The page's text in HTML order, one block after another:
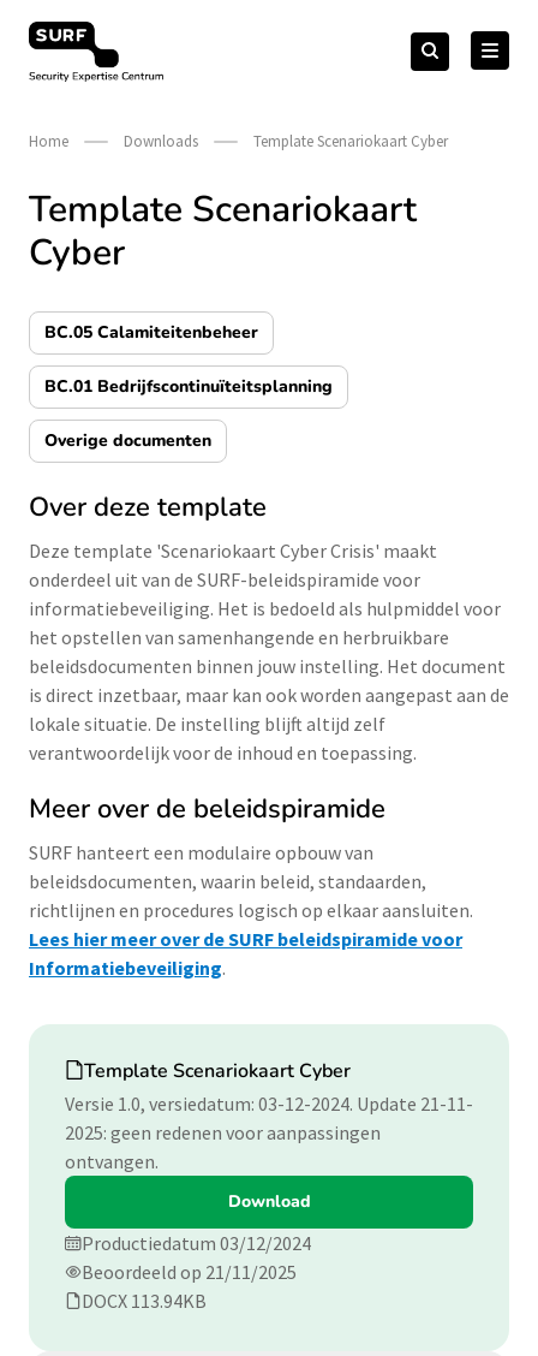
naar
Security Expertise Centrum – by SURF
Zoeken
naar:Zoeken
Home Downloads Template Scenariokaart Cyber
Template Scenariokaart
Cyber
BC.05 Calamiteitenbeheer
BC.01 Bedrijfscontinuïteitsplanning
Overige documenten
Over deze template
Deze template 'Scenariokaart Cyber Crisis' maakt
onderdeel uit van de SURF-beleidspiramide voor
informatiebeveiliging. Het is bedoeld als hulpmiddel voor
het opstellen van samenhangende en herbruikbare
beleidsdocumenten binnen jouw instelling. Het document
is direct inzetbaar, maar kan ook worden aangepast aan de
lokale situatie. De instelling blijft altijd zelf
verantwoordelijk voor de inhoud en toepassing.
Meer over de beleidspiramide
SURF hanteert een modulaire opbouw van
beleidsdocumenten, waarin beleid, standaarden,
richtlijnen en procedures logisch op elkaar aansluiten.
Lees hier meer over de SURF beleidspiramide voor
Informatiebeveiliging.
Download
Template Scenariokaart Cyber
Versie 1.0, versiedatum: 03-12-2024. Update 21-11-
2025: geen redenen voor aanpassingen
ontvangen.
Download
Productiedatum 03/12/2024
Beoordeeld op 21/11/2025
DOCX 113.94KB